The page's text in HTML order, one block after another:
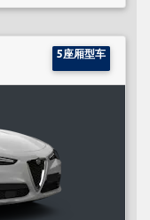
5座厢型车